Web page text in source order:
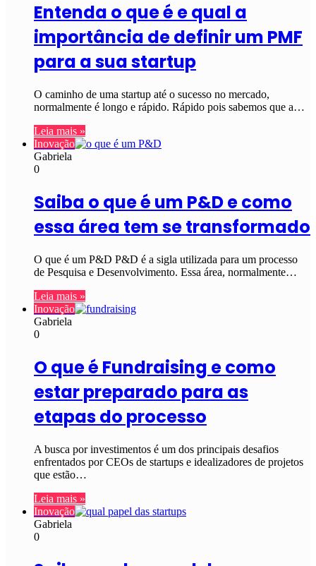
Entenda o que é e qual a
importância de definir um PMF
para a sua startup
O caminho de uma startup até o sucesso no mercado,
normalmente é longo e rápido. Rápido pois sabemos que a…
Leia mais »
Inovação
Gabriela
0
Saiba o que é um P&D e como
essa área tem se transformado
O que é um P&D P&D é a sigla utilizada para um processo
de Pesquisa e Desenvolvimento. Essa área, normalmente…
Leia mais »
Inovação
Gabriela
0
O que é Fundraising e como
estar preparado para as
etapas do processo
A busca por investimentos é um dos principais desafios
enfrentados por CEOs de startups e idealizadores de projetos
que estão…
Leia mais »
Inovação
Gabriela
0